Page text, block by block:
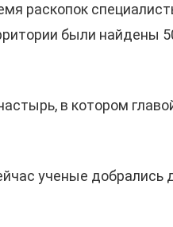
раскопок
были найдены
в котором
ученые добрались